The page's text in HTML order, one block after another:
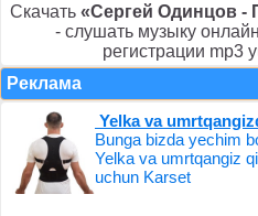
Скачать «Сергей Одинцов -
- слушать музыку
регистрации mp3
Реклама
Yelka va
Bunga bizda yechim
Yelka va umrtqangiz
uchun Karset